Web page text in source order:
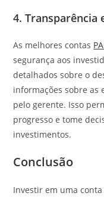
4. Transparência
As melhores contas
segurança aos
detalhados sobre o
informações sobre as
pelo gerente. Isso
progresso e tome
investimentos.
Conclusão
Investir em uma conta